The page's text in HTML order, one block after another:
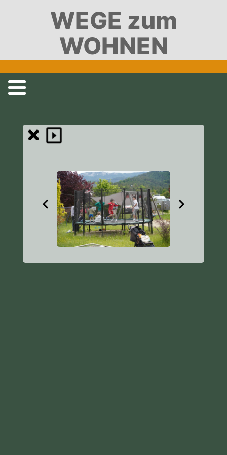
WEGE zum
WOHNEN